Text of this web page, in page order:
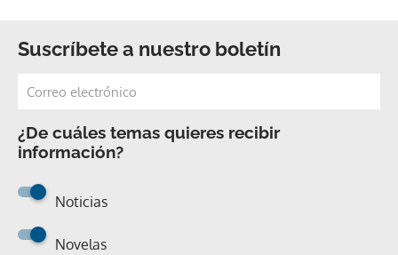
Suscríbete a nuestro boletín
¿De cuáles temas quieres recibir
información?
Noticias
Novelas